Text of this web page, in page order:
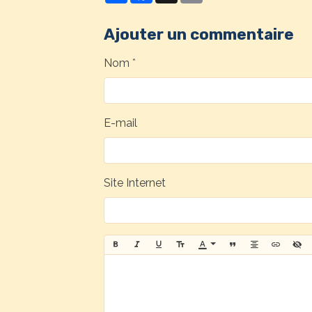
Ajouter un commentaire
Nom
E-mail
Site Internet